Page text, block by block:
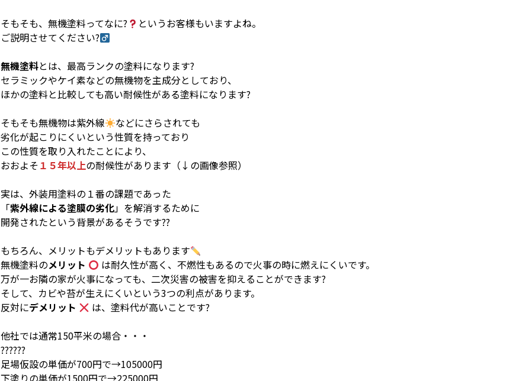
そもそも、無機塗料ってなに?
というお客様もいますよね。
ご説明させてください?‍
無機塗料とは、最高ランクの塗料になります?
セラミックやケイ素などの無機物を主成分としており、
ほかの塗料と比較しても高い耐候性がある塗料になります?
そもそも無機物は紫外線
などにさらされても
劣化が起こりにくいという性質を持っており
この性質を取り入れたことにより、
おおよそ１５年以上の耐候性があります（↓の画像参照）
実は、外装用塗料の１番の課題であった
「紫外線による塗膜の劣化」を解消するために
開発されたという背景があるそうです??
もちろん、メリットもデメリットもあります
無機塗料のメリット
は耐久性が高く、不燃性もあるので火事の時に燃えにくいです。
万が一お隣の家が火事になっても、二次災害の被害を抑えることができます?
そして、カビや苔が生えにくいという3つの利点があります。
反対にデメリット
は、塗料代が高いことです?
他社では通常150平米の場合・・・
??????
足場仮設の単価が700円で→105000円
下塗りの単価が1500円で→225000円